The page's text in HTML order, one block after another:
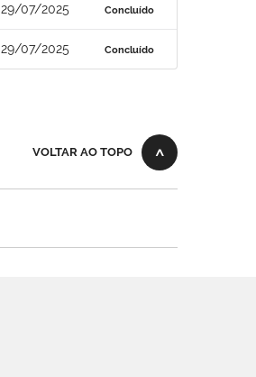
29/07/2025 Concluído
29/07/2025 Concluído
VOLTAR AO TOPO